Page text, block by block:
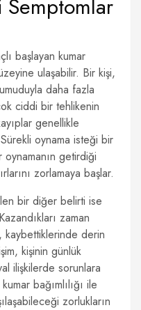
Semptomlar
başlayan kumar
ulaşabilir. Bir kişi,
daha fazla
ciddi bir tehlikenin
genellikle
oynama isteği bir
oynamanın getirdiği
zorlamaya başlar.
bir diğer belirti ise
zaman
derin
kişinin günlük
ilişkilerde sorunlara
bağımlılığı ile
zorlukların